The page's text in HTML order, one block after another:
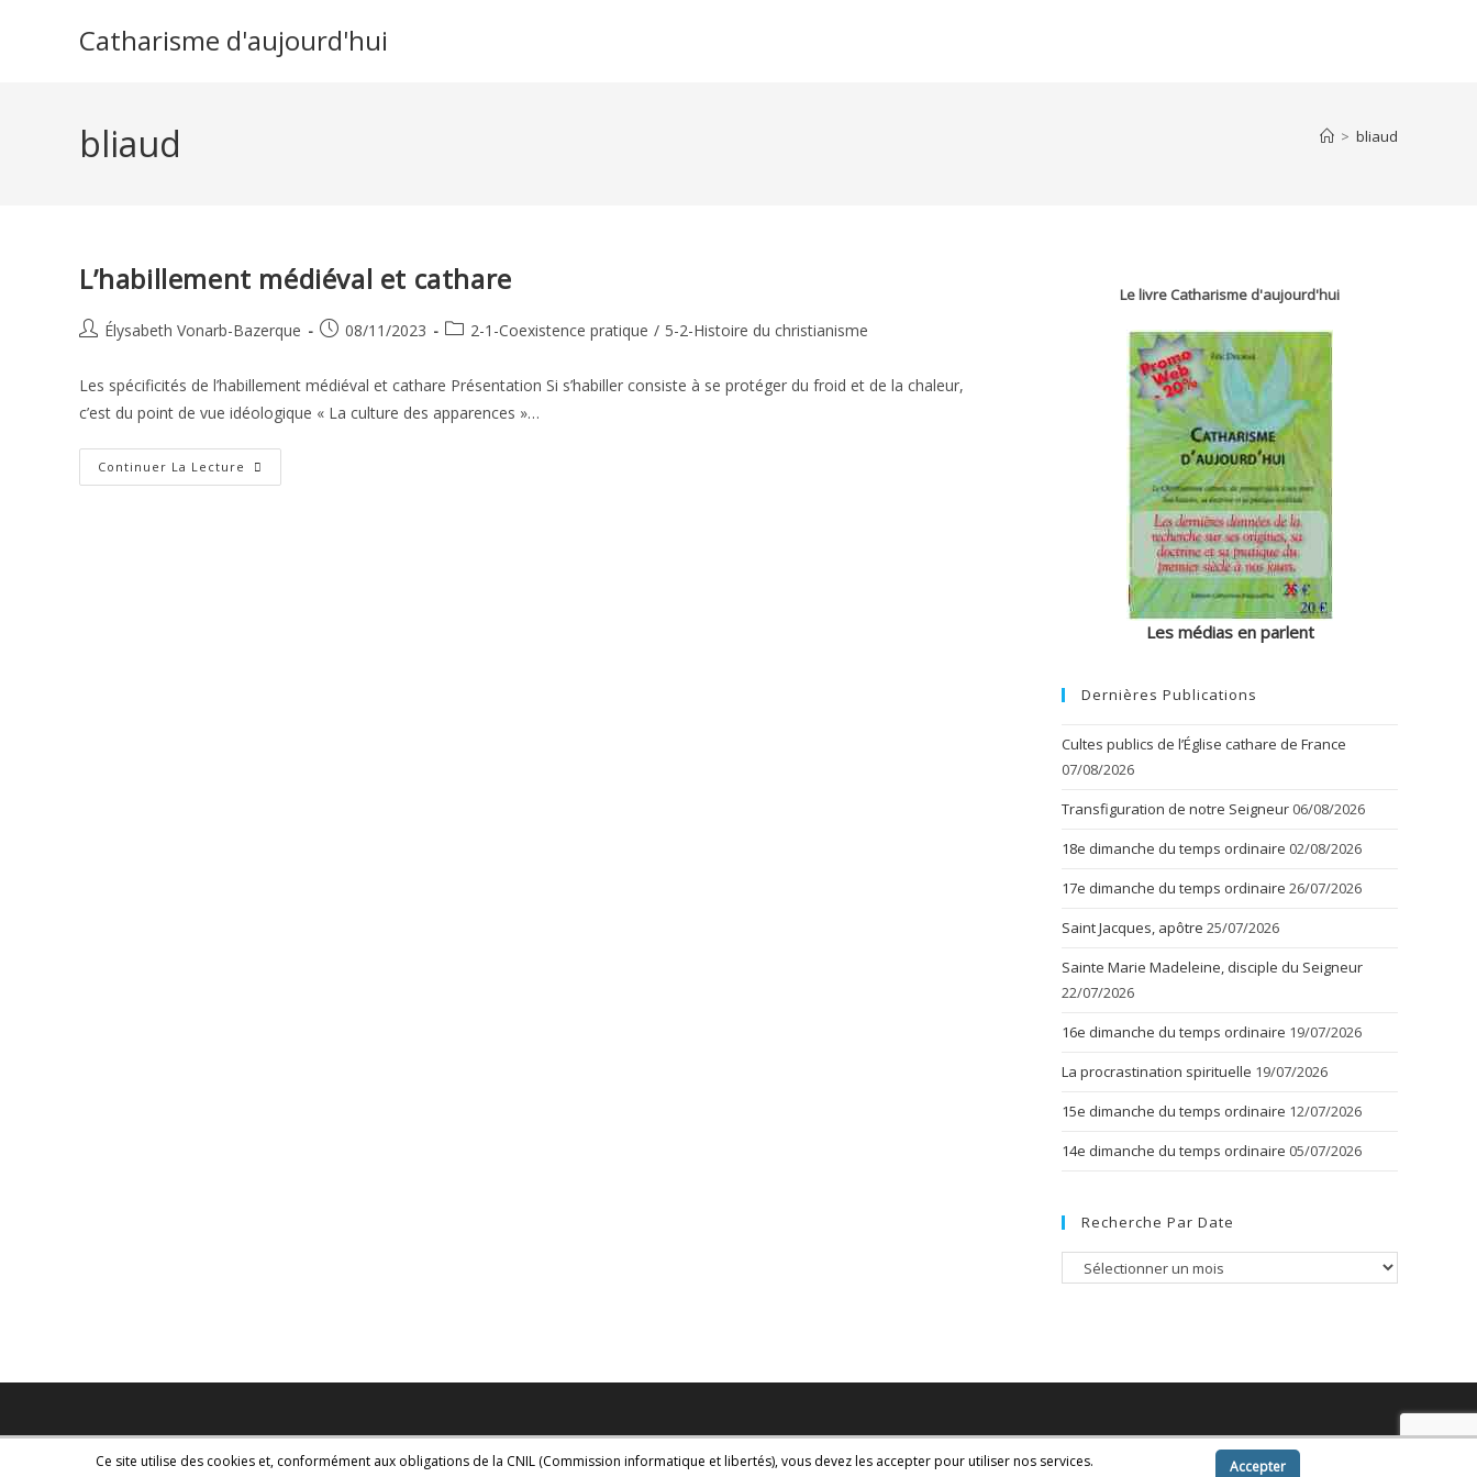
Catharisme d'aujourd'hui
bliaud > bliaud
L’habillement médiéval et cathare
Auteur/autrice
la
publication :
Élysabeth Vonarb-Bazerque
Publication
08/11/2023
Post2-1-Coexistence pratique / 5-2-Histoire du christianisme
Les spécificités de l’habillement médiéval et cathare Présentation Si s’habiller consiste à se protéger du froid et de la chaleur,
c’est du point de vue idéologique « La culture des apparences »…
Continuer La Lecture L’habillement
Médiéval
Le livre Catharisme d'aujourd'hui
Les médias en parlent
Dernières Publications
Cultes publics de l’Église cathare de France
07/08/2026
Transfiguration de notre Seigneur 06/08/2026
18e dimanche du temps ordinaire 02/08/2026
17e dimanche du temps ordinaire 26/07/2026
Saint Jacques, apôtre 25/07/2026
Sainte Marie Madeleine, disciple du Seigneur
22/07/2026
16e dimanche du temps ordinaire 19/07/2026
La procrastination spirituelle 19/07/2026
15e dimanche du temps ordinaire 12/07/2026
14e dimanche du temps ordinaire 05/07/2026
Recherche Par Date
Recherche
Copyright - WordPress Theme by OceanWP
Ce site utilise des cookies et, conformément aux obligations de la CNIL (Commission informatique et libertés), vous devez les accepter pour utiliser nos services. Accepter